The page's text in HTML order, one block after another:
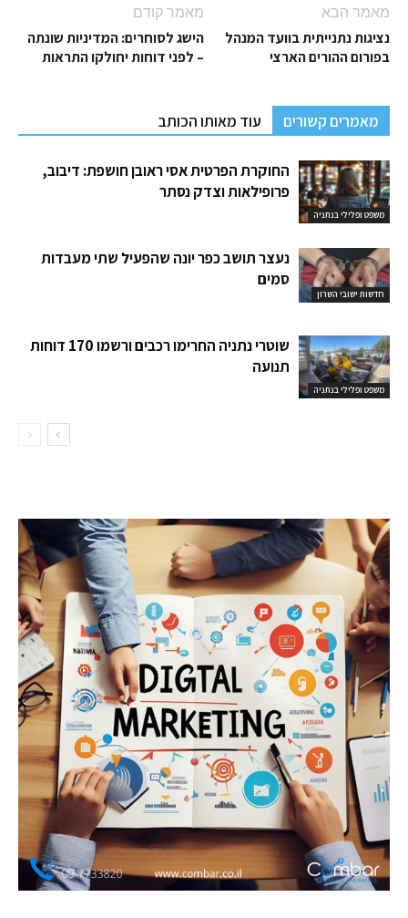
מאמר קודם
הישג לסוחרים: המדיניות שונתה
– לפני דוחות יחולקו התראות
מאמר הבא
נציגות נתנייתית בוועד המנהל
בפורום ההורים הארצי
מאמרים קשורים עוד מאותו הכותב
משפט ופלילי בנתניה
החוקרת הפרטית אסי ראובן חושפת: דיבוב,
פרופילאות וצדק נסתר
חדשות ישובי השרון
נעצר תושב כפר יונה שהפעיל שתי מעבדות
סמים
משפט ופלילי בנתניה
שוטרי נתניה החרימו רכבים ורשמו 170 דוחות
תנועה